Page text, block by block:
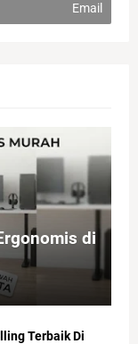
Email
di
Terbaik Di